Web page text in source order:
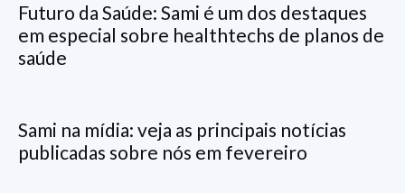
Futuro da Saúde: Sami é um dos destaques
em especial sobre healthtechs de planos de
saúde
Sami na mídia: veja as principais notícias
publicadas sobre nós em fevereiro